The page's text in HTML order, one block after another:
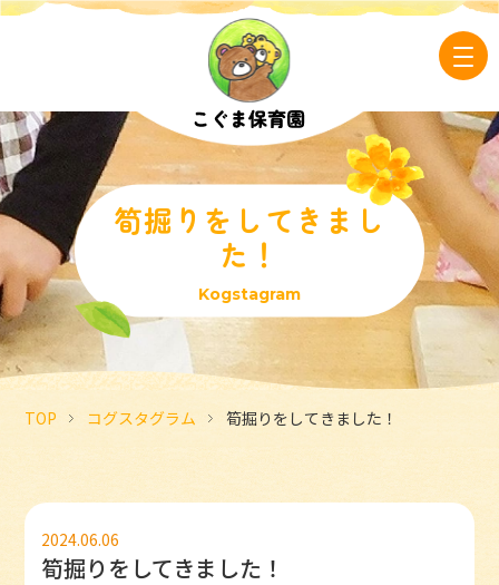
筍掘りをしてきまし
た！
Kogstagram
TOP コグスタグラム 筍掘りをしてきました！
2024.06.06
筍掘りをしてきました！